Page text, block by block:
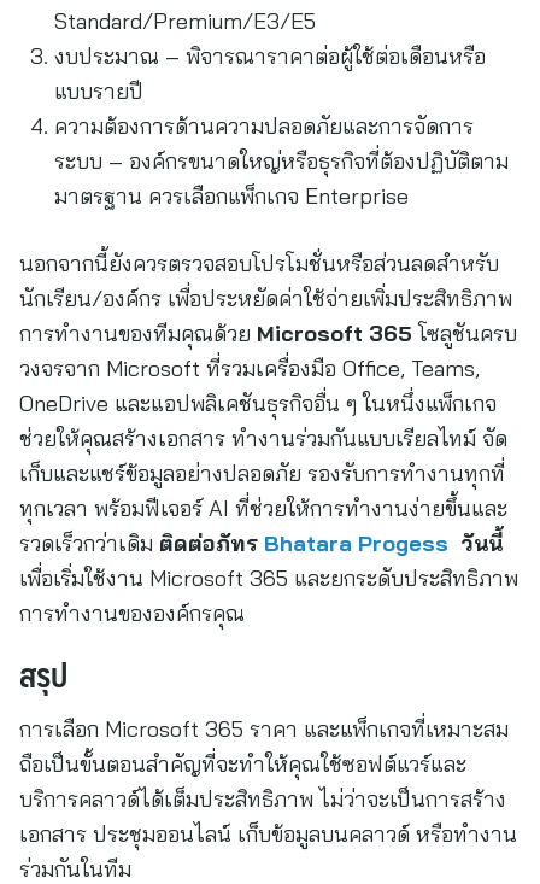
Standard/Premium/E3/E5
งบประมาณ – พิจารณาราคาต่อผู้ใช้ต่อเดือนหรือ
แบบรายปี
ความต้องการด้านความปลอดภัยและการจัดการ
ระบบ – องค์กรขนาดใหญ่หรือธุรกิจที่ต้องปฏิบัติตาม
มาตรฐาน ควรเลือกแพ็กเกจ Enterprise
นอกจากนี้ยังควรตรวจสอบโปรโมชั่นหรือส่วนลดสำหรับ
นักเรียน/องค์กร เพื่อประหยัดค่าใช้จ่ายเพิ่มประสิทธิภาพ
การทำงานของทีมคุณด้วย Microsoft 365 โซลูชันครบ
วงจรจาก Microsoft ที่รวมเครื่องมือ Office, Teams,
OneDrive และแอปพลิเคชันธุรกิจอื่น ๆ ในหนึ่งแพ็กเกจ
ช่วยให้คุณสร้างเอกสาร ทำงานร่วมกันแบบเรียลไทม์ จัด
เก็บและแชร์ข้อมูลอย่างปลอดภัย รองรับการทำงานทุกที่
ทุกเวลา พร้อมฟีเจอร์ AI ที่ช่วยให้การทำงานง่ายขึ้นและ
รวดเร็วกว่าเดิม ติดต่อภัทร Bhatara Progess วันนี้
เพื่อเริ่มใช้งาน Microsoft 365 และยกระดับประสิทธิภาพ
การทำงานขององค์กรคุณ
สรุป
การเลือก Microsoft 365 ราคา และแพ็กเกจที่เหมาะสม
ถือเป็นขั้นตอนสำคัญที่จะทำให้คุณใช้ซอฟต์แวร์และ
บริการคลาวด์ได้เต็มประสิทธิภาพ ไม่ว่าจะเป็นการสร้าง
เอกสาร ประชุมออนไลน์ เก็บข้อมูลบนคลาวด์ หรือทำงาน
ร่วมกันในทีม